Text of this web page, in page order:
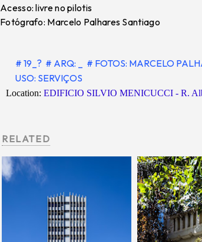
Acesso: livre no pilotis
Fotógrafo: Marcelo Palhares Santiago
# 19_? # ARQ: _ # FOTOS: MARCELO
USO: SERVIÇOS
Location: EDIFICIO SILVIO MENICUCCI - R.
RELATED